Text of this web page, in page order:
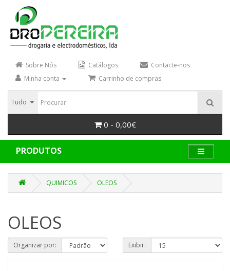
Sobre Nós Catálogos
Contacte-nos
Minha conta
Carrinho de compras
Tudo
0 - 0,00€
PRODUTOS
QUIMICOS OLEOS
OLEOS
Organizar por: Exibir: